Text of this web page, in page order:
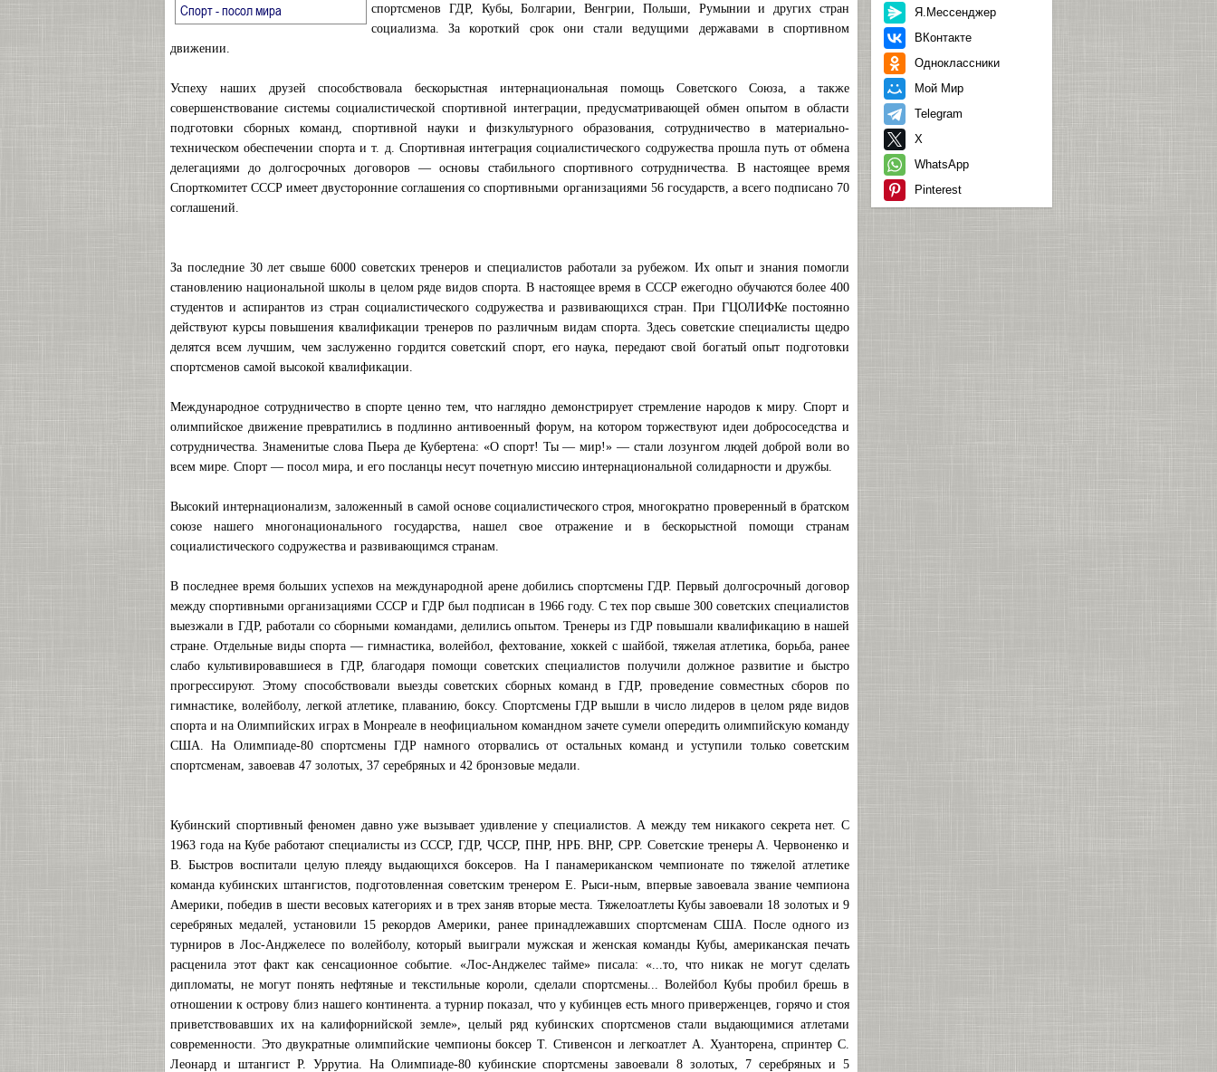
Спорт - посол мира
спортсменов ГДР, Кубы, Болгарии, Венгрии, Польши, Румынии и других стран
социализма. За короткий срок они стали ведущими державами в спортивном
движении.
Успеху наших друзей способствовала бескорыстная интернациональная помощь Советского Союза, а также
совершенствование системы социалистической спортивной интеграции, предусматривающей обмен опытом в области
подготовки сборных команд, спортивной науки и физкультурного образования, сотрудничество в материально-
техническом обеспечении спорта и т. д. Спортивная интеграция социалистического содружества прошла путь от обмена
делегациями до долгосрочных договоров — основы стабильного спортивного сотрудничества. В настоящее время
Спорткомитет СССР имеет двусторонние соглашения со спортивными организациями 56 государств, а всего подписано 70
соглашений.
За последние 30 лет свыше 6000 советских тренеров и специалистов работали за рубежом. Их опыт и знания помогли
становлению национальной школы в целом ряде видов спорта. В настоящее время в СССР ежегодно обучаются более 400
студентов и аспирантов из стран социалистического содружества и развивающихся стран. При ГЦОЛИФКе постоянно
действуют курсы повышения квалификации тренеров по различным видам спорта. Здесь советские специалисты щедро
делятся всем лучшим, чем заслуженно гордится советский спорт, его наука, передают свой богатый опыт подготовки
спортсменов самой высокой квалификации.
Международное сотрудничество в спорте ценно тем, что наглядно демонстрирует стремление народов к миру. Спорт и
олимпийское движение превратились в подлинно антивоенный форум, на котором торжествуют идеи добрососедства и
сотрудничества. Знаменитые слова Пьера де Кубертена: «О спорт! Ты — мир!» — стали лозунгом людей доброй воли во
всем мире. Спорт — посол мира, и его посланцы несут почетную миссию интернациональной солидарности и дружбы.
Высокий интернационализм, заложенный в самой основе социалистического строя, многократно проверенный в братском
союзе нашего многонационального государства, нашел свое отражение и в бескорыстной помощи странам
социалистического содружества и развивающимся странам.
В последнее время больших успехов на международной арене добились спортсмены ГДР. Первый долгосрочный договор
между спортивными организациями СССР и ГДР был подписан в 1966 году. С тех пор свыше 300 советских специалистов
выезжали в ГДР, работали со сборными командами, делились опытом. Тренеры из ГДР повышали квалификацию в нашей
стране. Отдельные виды спорта — гимнастика, волейбол, фехтование, хоккей с шайбой, тяжелая атлетика, борьба, ранее
слабо культивировавшиеся в ГДР, благодаря помощи советских специалистов получили должное развитие и быстро
прогрессируют. Этому способствовали выезды советских сборных команд в ГДР, проведение совместных сборов по
гимнастике, волейболу, легкой атлетике, плаванию, боксу. Спортсмены ГДР вышли в число лидеров в целом ряде видов
спорта и на Олимпийских играх в Монреале в неофициальном командном зачете сумели опередить олимпийскую команду
США. На Олимпиаде-80 спортсмены ГДР намного оторвались от остальных команд и уступили только советским
спортсменам, завоевав 47 золотых, 37 серебряных и 42 бронзовые медали.
Кубинский спортивный феномен давно уже вызывает удивление у специалистов. А между тем никакого секрета нет. С
1963 года на Кубе работают специалисты из СССР, ГДР, ЧССР, ПНР, НРБ. ВНР, СРР. Советские тренеры А. Червоненко и
В. Быстров воспитали целую плеяду выдающихся боксеров. На I панамериканском чемпионате по тяжелой атлетике
команда кубинских штангистов, подготовленная советским тренером Е. Рыси-ным, впервые завоевала звание чемпиона
Америки, победив в шести весовых категориях и в трех заняв вторые места. Тяжелоатлеты Кубы завоевали 18 золотых и 9
серебряных медалей, установили 15 рекордов Америки, ранее принадлежавших спортсменам США. После одного из
турниров в Лос-Анджелесе по волейболу, который выиграли мужская и женская команды Кубы, американская печать
расценила этот факт как сенсационное событие. «Лос-Анджелес тайме» писала: «...то, что никак не могут сделать
дипломаты, не могут понять нефтяные и текстильные короли, сделали спортсмены... Волейбол Кубы пробил брешь в
отношении к острову близ нашего континента. а турнир показал, что у кубинцев есть много приверженцев, горячо и стоя
приветствовавших их на калифорнийской земле», целый ряд кубинских спортсменов стали выдающимися атлетами
современности. Это двукратные олимпийские чемпионы боксер Т. Стивенсон и легкоатлет А. Хуанторена, спринтер С.
Леонард и штангист Р. Уррутиа. На Олимпиаде-80 кубинские спортсмены завоевали 8 золотых, 7 серебряных и 5
Я.Мессенджер
ВКонтакте
Одноклассники
Мой Мир
Telegram
X
WhatsApp
Pinterest